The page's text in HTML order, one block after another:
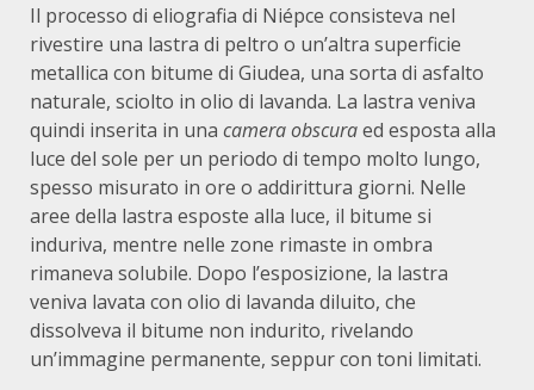
Il processo di eliografia di Niépce consisteva nel
rivestire una lastra di peltro o un’altra superficie
metallica con bitume di Giudea, una sorta di asfalto
naturale, sciolto in olio di lavanda. La lastra veniva
quindi inserita in una camera obscuraed esposta alla
luce del sole per un periodo di tempo molto lungo,
spesso misurato in ore o addirittura giorni. Nelle
aree della lastra esposte alla luce, il bitume si
induriva, mentre nelle zone rimaste in ombra
rimaneva solubile. Dopo l’esposizione, la lastra
veniva lavata con olio di lavanda diluito, che
dissolveva il bitume non indurito, rivelando
un’immagine permanente, seppur con toni limitati.